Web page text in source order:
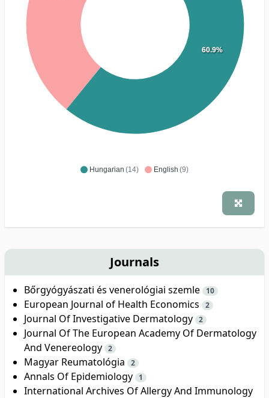
Hungarian (14) English (9)
60.9%
Journals
Bőrgyógyászati és venerológiai szemle 10
European Journal of Health Economics 2
Journal Of Investigative Dermatology 2
Journal Of The European Academy Of Dermatology
And Venereology 2
Magyar Reumatológia 2
Annals Of Epidemiology 1
International Archives Of Allergy And Immunology